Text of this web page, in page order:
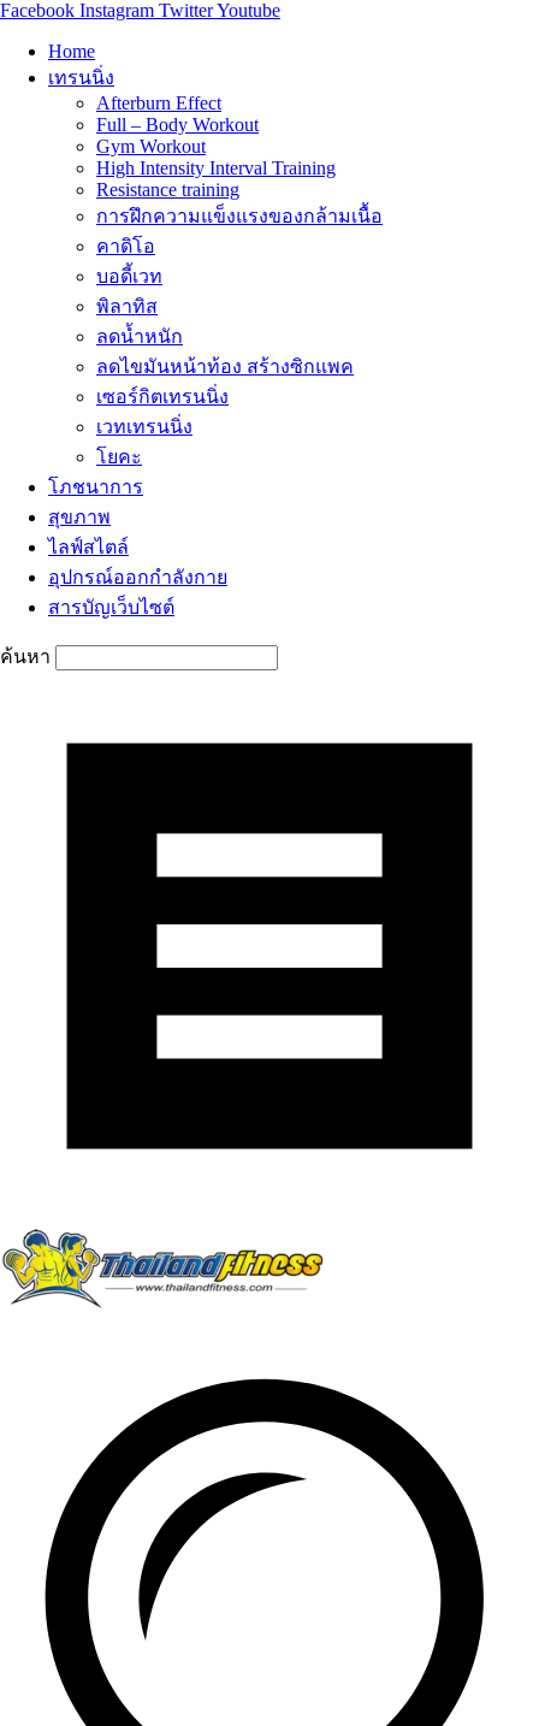
Facebook Instagram TwitterYoutube
Home
เทรนนิ่ง
Afterburn Effect
Full – Body Workout
Gym Workout
High Intensity Interval Training
Resistance training
การฝึกความแข็งแรงของกล้ามเนื้อ
คาดิโอ
บอดี้เวท
พิลาทิส
ลดน้ำหนัก
ลดไขมันหน้าท้อง สร้างซิกแพค
เซอร์กิตเทรนนิ่ง
เวทเทรนนิ่ง
โยคะ
โภชนาการ
สุขภาพ
ไลฟ์สไตล์
อุปกรณ์ออกกำลังกาย
สารบัญเว็บไซต์
ค้นหา